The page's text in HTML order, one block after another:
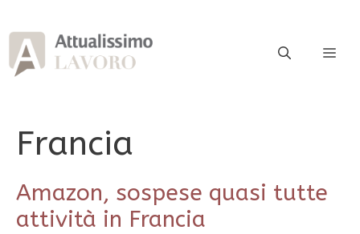
al
contenuto
Francia
Amazon, sospese quasi tutte
attività in Francia